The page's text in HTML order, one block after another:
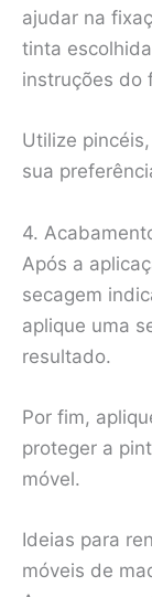
ajudar na
tinta
instruções do
Utilize
sua
4.
Após a
secagem
aplique uma
resultado.
Por fim,
proteger a
móvel.
Ideias para
móveis de